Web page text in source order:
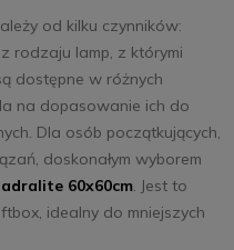
od kilku czynników:
rodzaju lamp, z którymi
dostępne w różnych
na dopasowanie ich do
Dla osób początkujących,
doskonałym wyborem
60x60cm. Jest to
idealny do mniejszych